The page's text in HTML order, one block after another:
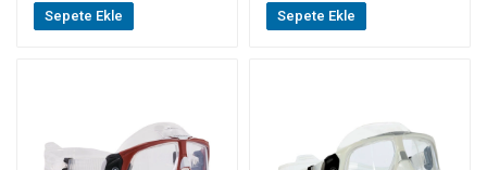
Sepete Ekle Sepete Ekle